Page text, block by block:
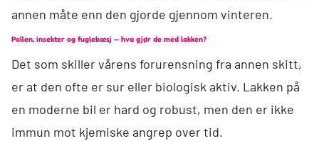
annen måte enn den gjorde gjennom vinteren.
Pollen, insekter og fuglebæsj — hva gjør de med lakken?
Det som skiller vårens forurensning fra annen skitt,
er at den ofte er sur eller biologisk aktiv. Lakken på
en moderne bil er hard og robust, men den er ikke
immun mot kjemiske angrep over tid.